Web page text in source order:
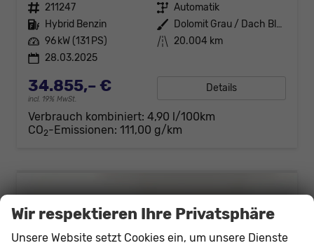
Fahrzeugnr. 211247 Getriebe Automatik
Kraftstoff Hybrid Benzin Außenfarbe
Dolomit Grau / Dach Black Pearl-
Leistung 96 kW (131 PS) Kilometerstand 20.004 km
28.03.2025
34.855,– €
incl. 19% MwSt.
Details
Verbrauch kombiniert: 4,90 l/100km
CO2-Emissionen: 111,00 g/km
Wir respektieren Ihre Privatsphäre
Unsere Website setzt Cookies ein, um unsere Dienste